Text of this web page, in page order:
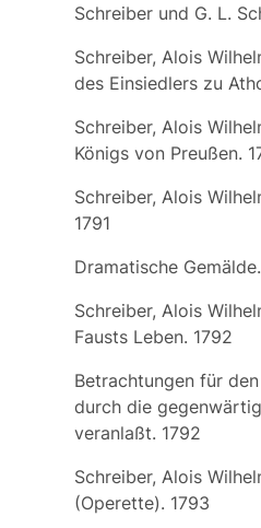
Schreiber und G. L.
Schreiber, Alois
des Einsiedlers zu
Schreiber, Alois
Königs von Preußen.
Schreiber, Alois
1791
Dramatische
Schreiber, Alois
Fausts Leben. 1792
Betrachtungen für
durch die
veranlaßt. 1792
Schreiber, Alois
(Operette). 1793